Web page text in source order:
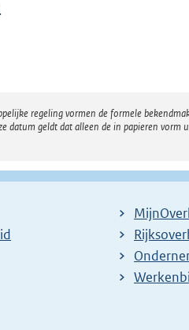
regeling vormen de formele
datum geldt dat alleen de in papieren vorm
E
x
t
E
x
E